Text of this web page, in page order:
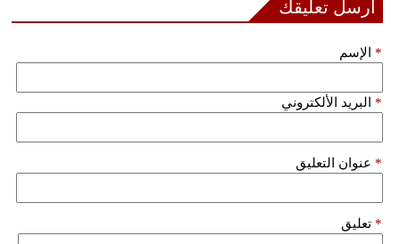
أرسل تعليقك
الإسم *
البريد الألكتروني *
عنوان التعليق *
تعليق *